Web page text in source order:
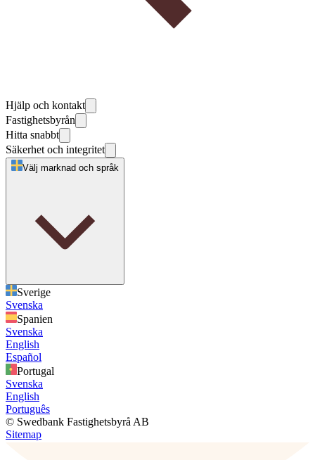
Hjälp och kontakt
Fastighetsbyrån
Hitta snabbt
Säkerhet och integritet
Välj marknad och språk
Sverige
Svenska
Spanien
Svenska
English
Español
Portugal
Svenska
English
Português
© Swedbank Fastighetsbyrå AB
Sitemap